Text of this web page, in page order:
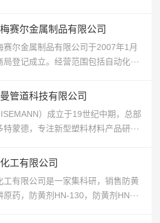
赛尔金属制品有限公司
赛尔金属制品有限公司于2007年1月
登记成立。经营范围包括自动化···
曼管道科技有限公司
）成立于19世纪中期，总部
蒙德，专注新型塑料材料产品研···
工有限公司
工有限公司是一家集科研，销售防黄
原药，防黄剂HN-130，防黄剂HN···